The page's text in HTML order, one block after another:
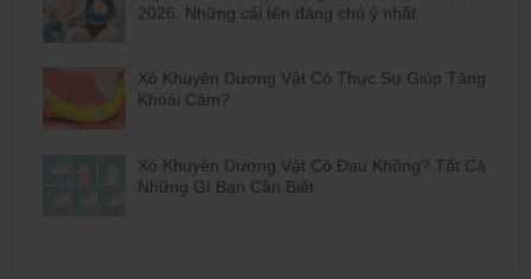
2026: Những cái tên đáng chú ý nhất
Xỏ Khuyên Dương Vật Có Thực Sự Giúp Tăng
Khoái Cảm?
Xỏ Khuyên Dương Vật Có Đau Không? Tất Cả
Những Gì Bạn Cần Biết